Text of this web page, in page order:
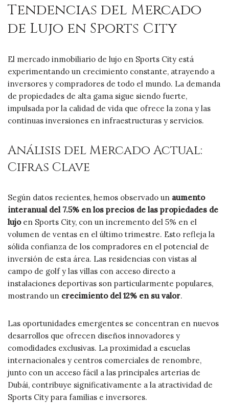
Tendencias del Mercado
de Lujo en Sports City
El mercado inmobiliario de lujo en Sports City está
experimentando un crecimiento constante, atrayendo a
inversores y compradores de todo el mundo. La demanda
de propiedades de alta gama sigue siendo fuerte,
impulsada por la calidad de vida que ofrece la zona y las
continuas inversiones en infraestructuras y servicios.
Análisis del Mercado Actual:
Cifras Clave
Según datos recientes, hemos observado un aumento
interanual del 7.5% en los precios de las propiedades de
lujoen Sports City, con un incremento del 5% en el
volumen de ventas en el último trimestre. Esto refleja la
sólida confianza de los compradores en el potencial de
inversión de esta área. Las residencias con vistas al
campo de golf y las villas con acceso directo a
instalaciones deportivas son particularmente populares,
mostrando un crecimiento del 12% en su valor.
Las oportunidades emergentes se concentran en nuevos
desarrollos que ofrecen diseños innovadores y
comodidades exclusivas. La proximidad a escuelas
internacionales y centros comerciales de renombre,
junto con un acceso fácil a las principales arterias de
Dubái, contribuye significativamente a la atractividad de
Sports City para familias e inversores.